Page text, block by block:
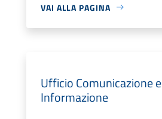
VAI ALLA PAGINA
Ufficio Comunicazione e
Informazione